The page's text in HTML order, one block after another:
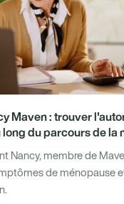
Maven : trouver
du parcours de la
Nancy, membre de
de ménopause